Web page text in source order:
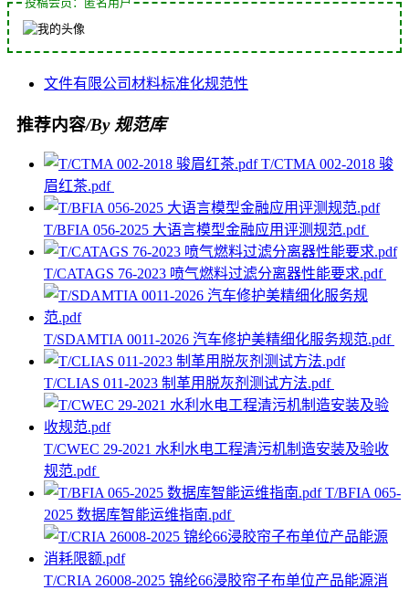
文件有限公司材料标准化规范性
推荐内容/By 规范库
T/CTMA 002-2018 骏
眉红茶.pdf
T/BFIA 056-2025 大语言模型金融应用评测规范.pdf
T/CATAGS 76-2023 喷气燃料过滤分离器性能要求.pdf
T/SDAMTIA 0011-2026 汽车修护美精细化服务规范.pdf
T/CLIAS 011-2023 制革用脱灰剂测试方法.pdf
T/CWEC 29-2021 水利水电工程清污机制造安装及验收
规范.pdf
T/BFIA 065-
2025 数据库智能运维指南.pdf
T/CRIA 26008-2025 锦纶66浸胶帘子布单位产品能源消